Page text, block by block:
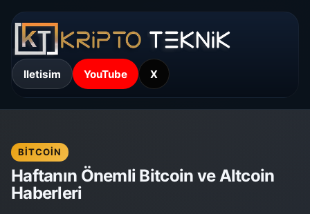
Iletisim YouTube X
BITCOIN
Haftanın Önemli Bitcoin ve Altcoin
Haberleri